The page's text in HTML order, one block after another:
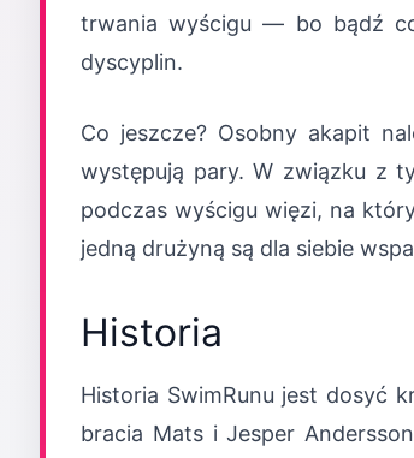
trwania wyścigu — bo bądź
dyscyplin.
Co jeszcze? Osobny akapit
występują pary. W związku z
podczas wyścigu więzi, na
jedną drużyną są dla siebie
Historia
Historia SwimRunu jest dosyć
bracia Mats i Jesper